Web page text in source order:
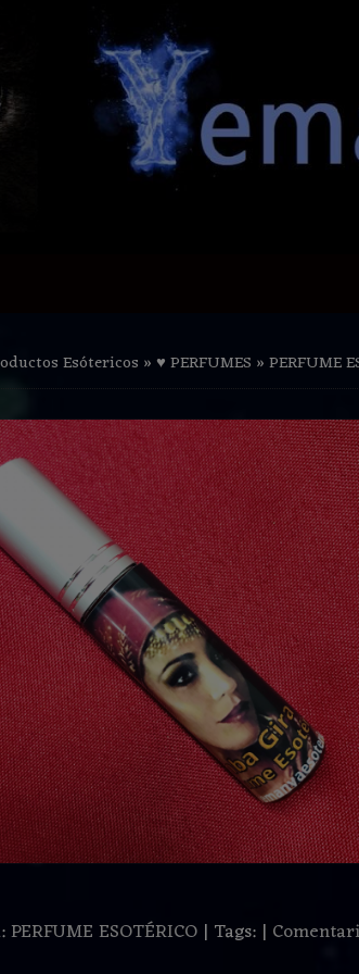
Esótericos »♥ PERFUMES »PERFUME
PERFUME ESOTÉRICO| Tags: |